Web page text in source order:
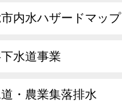
内水ハザードマップ
水道事業
・農業集落排水